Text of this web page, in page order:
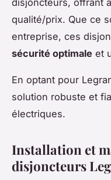
qualité/prix. Que ce
entreprise, ces
sécurité optimale et
En optant pour
solution robuste et
électriques.
Installation et
disjoncteurs